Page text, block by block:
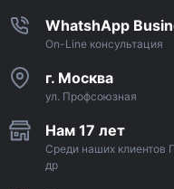
WhatshApp
On-Line консультация
г. Москва
ул. Профсоюзная
Нам 17 лет
Среди наших клиентов
др